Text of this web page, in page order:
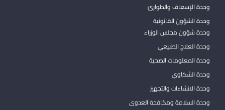
وحدة الإسعاف والطوارئ
وحدة الشؤون القانونية
وحدة شؤون مجلس الوزراء
وحدة العلاج الطبيعي
وحدة المعلومات الصحية
وحدة الشكاوي
وحدة الانشاءات والتجهيز
وحدة السلامة ومكافحة العدوى